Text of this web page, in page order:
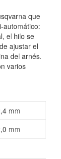
que
automático:
el hilo se
ajustar el
del arnés.
varios
mm
mm